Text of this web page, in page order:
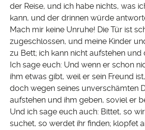
der Reise, und ich habe nichts, was
kann, und der drinnen würde
Mach mir keine Unruhe! Die Tür ist
zugeschlossen, und meine Kinder
zu Bett; ich kann nicht aufstehen und
Ich sage euch: Und wenn er schon
ihm etwas gibt, weil er sein Freund
doch wegen seines unverschämten
aufstehen und ihm geben, soviel er
Und ich sage euch auch: Bittet, so
suchet, so werdet ihr finden; klopfet